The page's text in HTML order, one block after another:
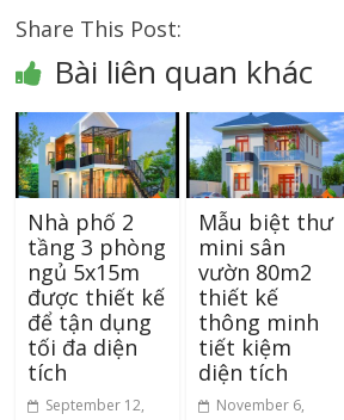
Share This Post:
Bài liên quan khác
Nhà phố 2
tầng 3 phòng
ngủ 5x15m
được thiết kế
để tận dụng
tối đa diện
tích
September 12,
Mẫu biệt thư
mini sân
vườn 80m2
thiết kế
thông minh
tiết kiệm
diện tích
November 6,